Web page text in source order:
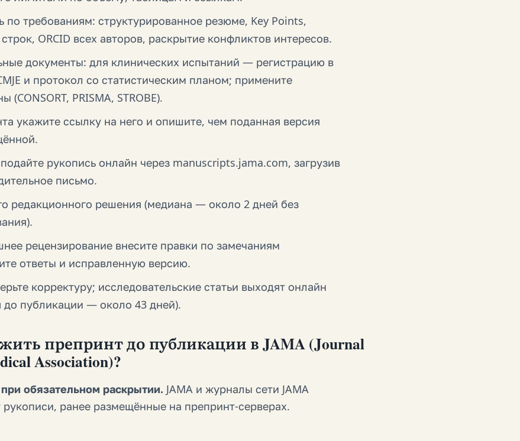
по требованиям: структурированное резюме, Key Points,
ORCID всех авторов, раскрытие конфликтов интересов.
документы: для клинических испытаний — регистрацию в
и протокол со статистическим планом; примените
PRISMA, STROBE).
укажите ссылку на него и опишите, чем поданная версия
рукопись онлайн через manuscripts.jama.com, загрузив
письмо.
редакционного решения (медиана — около 2 дней без
рецензирование внесите правки по замечаниям
ответы и исправленную версию.
корректуру; исследовательские статьи выходят онлайн
до публикации — около 43 дней).
препринт до публикации в JAMA (Journal
Association)?
обязательном раскрытии. JAMA и журналы сети JAMA
ранее размещённые на препринт-серверах.